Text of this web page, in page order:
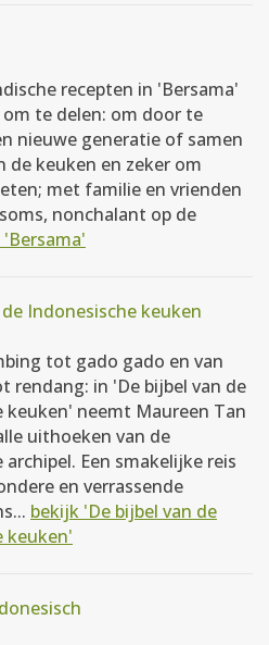
recepten in 'Bersama'
te delen: om door te
nieuwe generatie of samen
de keuken en zeker om
met familie en vrienden
nonchalant op de
Indonesische keuken
tot gado gado en van
rendang: in 'De bijbel van de
keuken' neemt Maureen Tan
uithoeken van de
archipel. Een smakelijke reis
en verrassende
bekijk 'De bijbel van de
keuken'